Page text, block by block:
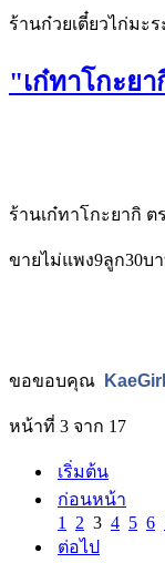
ร้านก๋วยเตี๋ยวไก่ม
"เก๋ทาโกะย
ร้านเก๋ทาโกะยากิ
ขายไม่แพง9ลูก30บา
ขอขอบคุณ
หน้าที่ 3 จาก 17
เริ่มต้น
ก่อนหน้า
1
2 3 4 5 6
ต่อไป